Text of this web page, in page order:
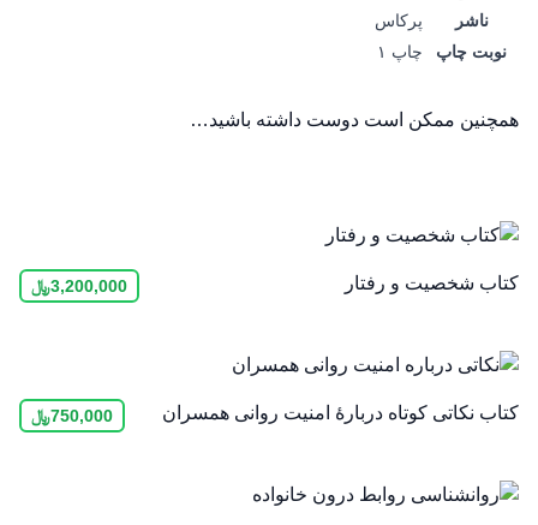
ناشر
پرکاس
نوبت چاپ
چاپ ۱
همچنین ممکن است دوست داشته باشید…
کتاب شخصیت و رفتار 3,200,000﷼
کتاب نکاتی کوتاه دربارۀ امنیت روانی همسران 750,000﷼